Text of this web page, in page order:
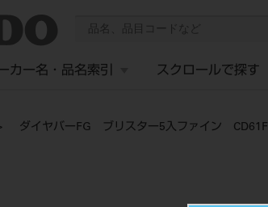
カー名・品名索引 スクロールで探す
ダイヤバーFG ブリスター5入ファイン CD61F